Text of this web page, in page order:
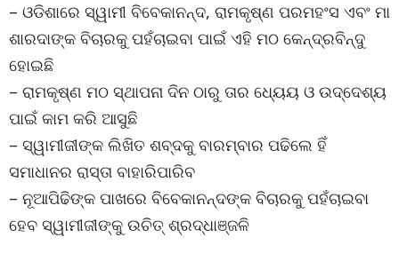
– ଓଡିଶାରେ ସ୍ୱାମୀ ବିବେକାନନ୍ଦ, ରାମକୃଷ୍ଣ ପରମହଂସ ଏବଂ ମା
ଶାରଦାଙ୍କ ବିଚାରକୁ ପହଁଚାଇବା ପାଇଁ ଏହି ମଠ କେନ୍ଦ୍ରବିନ୍ଦୁ
ହୋଇଛି
– ରାମକୃଷ୍ଣ ମଠ ସ୍ଥାପନା ଦିନ ଠାରୁ ତାର ଧ୍ୟେୟ ଓ ଉଦ୍ଦେଶ୍ୟ
ପାଇଁ କାମ କରି ଆସୁଛି
– ସ୍ୱାମୀଜୀଙ୍କ ଲିଖିତ ଶବ୍ଦକୁ ବାରମ୍ବାର ପଢିଲେ ହିଁ
ସମାଧାନର ରାସ୍ତା ବାହାରିପାରିବ
– ନୂଆପିଢିଙ୍କ ପାଖରେ ବିବେକାନନ୍ଦଙ୍କ ବିଚାରକୁ ପହଁଚାଇବା
ହେବ ସ୍ୱାମୀଜୀଙ୍କୁ ଉଚିତ୍ ଶ୍ରଦ୍ଧାଞ୍ଜଳି